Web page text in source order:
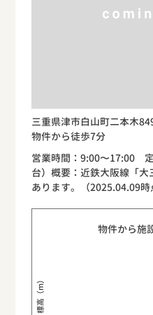
三重県津市白山町二本木
物件から徒歩7分
営業時間：9:00〜17:00
台）概要：近鉄大阪線「
あります。（2025.04.09時
物件から施
標高（m）